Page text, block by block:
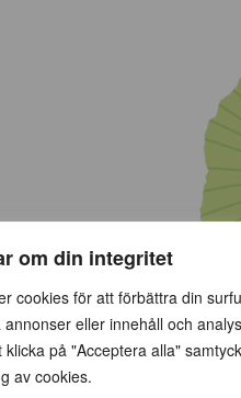
om din integritet
cookies för att förbättra din
annonser eller innehåll och
klicka på "Acceptera alla"
av cookies.